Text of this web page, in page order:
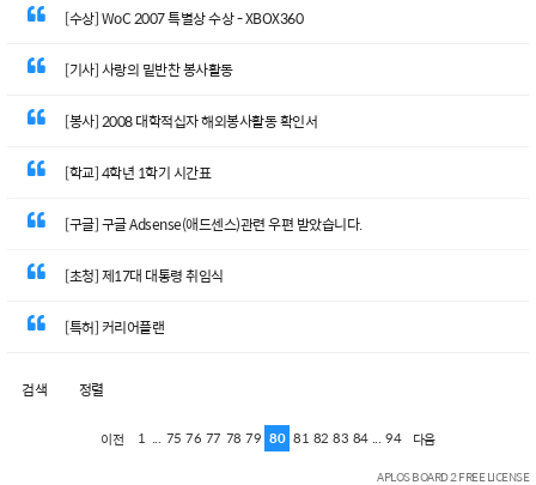
[수상] WoC 2007 특별상 수상 - XBOX360
[기사] 사랑의 밑반찬 봉사활동
[봉사] 2008 대학적십자 해외봉사활동 확인서
[학교] 4학년 1학기 시간표
[구글] 구글 Adsense(애드센스)관련 우편 받았습니다.
[초청] 제17대 대통령 취임식
[특허] 커리어플랜
검색 정렬
이전 1 ... 75 76 77 78 79 80 81 82 83 84 ... 94 다음
APLOS BOARD 2 FREE LICENSE